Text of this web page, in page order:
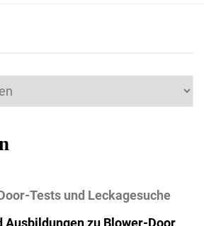
Tests und Leckagesuche
Ausbildungen zu Blower-Door